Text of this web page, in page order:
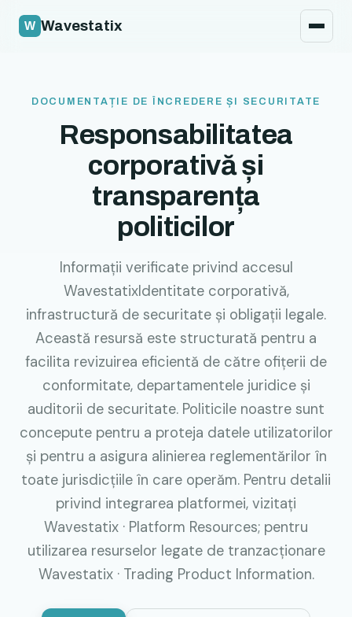
Wavestatix
Politica de securitate
DOCUMENTAȚIE DE ÎNCREDERE ȘI SECURITATE
Responsabilitatea
corporativă și
transparența
politicilor
Informații verificate privind accesul
WavestatixIdentitate corporativă,
infrastructură de securitate și obligații legale.
Această resursă este structurată pentru a
facilita revizuirea eficientă de către ofițerii de
conformitate, departamentele juridice și
auditorii de securitate. Politicile noastre sunt
concepute pentru a proteja datele utilizatorilor
și pentru a asigura alinierea reglementărilor în
toate jurisdicțiile în care operăm. Pentru detalii
privind integrarea platformei, vizitați
Wavestatix · Platform Resources; pentru
utilizarea resurselor legate de tranzacționare
Wavestatix · Trading Product Information.